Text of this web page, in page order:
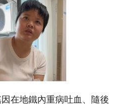
在地鐵內重病吐血、隨後